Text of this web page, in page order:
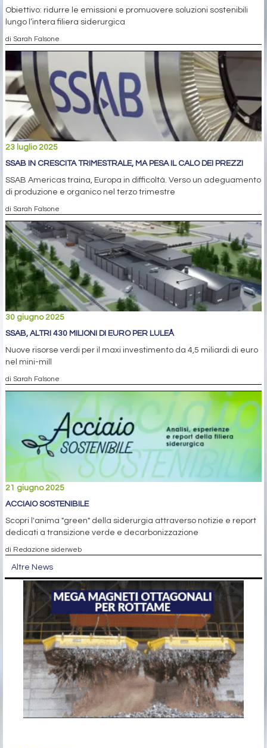
Obiettivo: ridurre le emissioni e promuovere soluzioni sostenibili
lungo l’intera filiera siderurgica
di Sarah Falsone
23 luglio 2025
SSAB IN CRESCITA TRIMESTRALE, MA PESA IL CALO DEI PREZZI
SSAB Americas traina, Europa in difficoltà. Verso un adeguamento
di produzione e organico nel terzo trimestre
di Sarah Falsone
30 giugno 2025
SSAB, ALTRI 430 MILIONI DI EURO PER LULEÅ
Nuove risorse verdi per il maxi investimento da 4,5 miliardi di euro
nel mini-mill
di Sarah Falsone
21 giugno 2025
ACCIAIO SOSTENIBILE
Scopri l'anima "green" della siderurgia attraverso notizie e report
dedicati a transizione verde e decarbonizzazione
di Redazione siderweb
Altre News